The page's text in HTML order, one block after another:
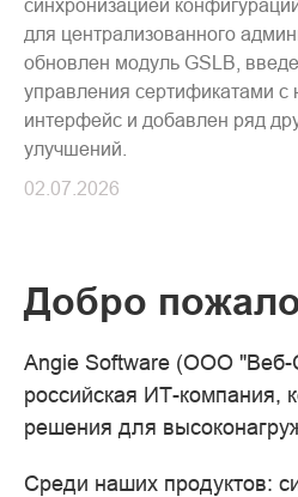
Добро
синхронизацией
для централизованного
обновлен модуль GSLB,
управления сертификатами с
интерфейс и добавлен ряд
улучшений.
02.07.2026
Angie Software (ООО
российская ИТ-компания,
решения для
Среди наших продуктов: